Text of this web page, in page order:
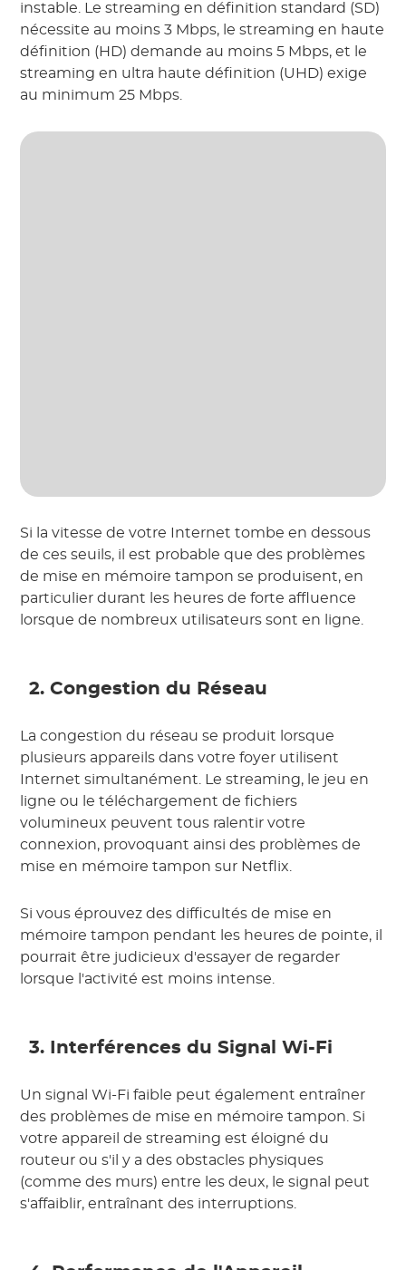
instable. Le streaming en définition standard (SD)
nécessite au moins 3 Mbps, le streaming en haute
définition (HD) demande au moins 5 Mbps, et le
streaming en ultra haute définition (UHD) exige
au minimum 25 Mbps.
Si la vitesse de votre Internet tombe en dessous
de ces seuils, il est probable que des problèmes
de mise en mémoire tampon se produisent, en
particulier durant les heures de forte affluence
lorsque de nombreux utilisateurs sont en ligne.
2. Congestion du Réseau
La congestion du réseau se produit lorsque
plusieurs appareils dans votre foyer utilisent
Internet simultanément. Le streaming, le jeu en
ligne ou le téléchargement de fichiers
volumineux peuvent tous ralentir votre
connexion, provoquant ainsi des problèmes de
mise en mémoire tampon sur Netflix.
Si vous éprouvez des difficultés de mise en
mémoire tampon pendant les heures de pointe, il
pourrait être judicieux d'essayer de regarder
lorsque l'activité est moins intense.
3. Interférences du Signal Wi-Fi
Un signal Wi-Fi faible peut également entraîner
des problèmes de mise en mémoire tampon. Si
votre appareil de streaming est éloigné du
routeur ou s'il y a des obstacles physiques
(comme des murs) entre les deux, le signal peut
s'affaiblir, entraînant des interruptions.